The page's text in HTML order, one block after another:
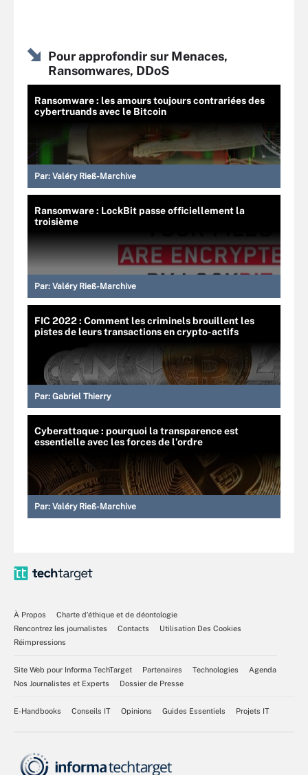
Pour approfondir sur Menaces,
Ransomwares, DDoS
Ransomware : les amours toujours contrariées des
cybertruands avec le Bitcoin
Par: Valéry Rieß-Marchive
Ransomware : LockBit passe officiellement la
troisième
Par: Valéry Rieß-Marchive
FIC 2022 : Comment les criminels brouillent les
pistes de leurs transactions en crypto-actifs
Par: Gabriel Thierry
Cyberattaque : pourquoi la transparence est
essentielle avec les forces de l’ordre
Par: Valéry Rieß-Marchive
À Propos
Charte d’éthique et de déontologie
Rencontrez les journalistes
Contacts
Utilisation Des Cookies
Réimpressions
Site Web pour Informa TechTarget Partenaires Technologies
Agenda
Nos Journalistes et Experts
Dossier de Presse
E-Handbooks Conseils IT Opinions Guides Essentiels Projets IT